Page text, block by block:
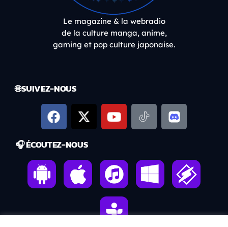
Le magazine & la webradio
de la culture manga, anime,
gaming et pop culture japonaise.
🌐 SUIVEZ-NOUS
🎧 ÉCOUTEZ-NOUS